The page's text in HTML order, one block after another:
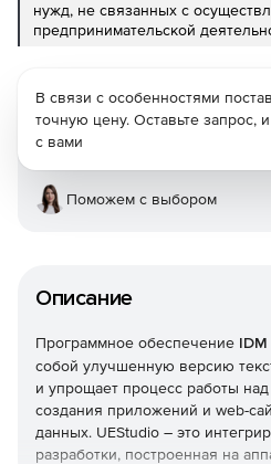
нужд, не связанных с
предпринимательской
Описание
Программное обеспечение
собой улучшенную версию
и упрощает процесс работы
создания приложений и web-
данных. UEStudio – это
разработки, построенная на
В связи с особенностями
точную цену. Оставьте
с вами
Поможем с выбором